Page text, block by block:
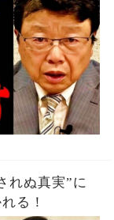
れぬ真実”に
る！